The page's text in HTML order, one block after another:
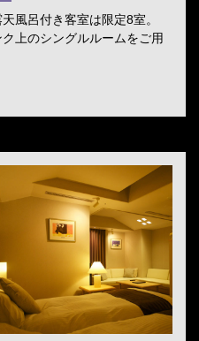
風呂付き客室は限定8室。
上のシングルルームをご用